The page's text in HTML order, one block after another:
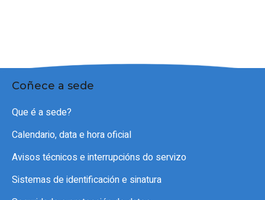
Coñece a sede
Que é a sede?
Calendario, data e hora oficial
Avisos técnicos e interrupcións do servizo
Sistemas de identificación e sinatura